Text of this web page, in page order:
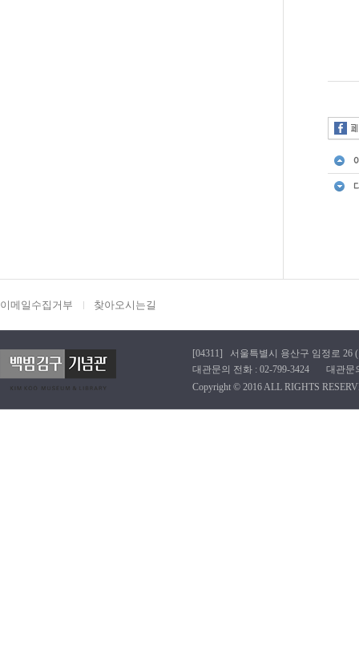
이메일수집거부 찾아오시는길
[04311] 서울특별시 용산구 임정로
대관문의 전화 : 02-799-3424 대관문
Copyright © 2016 ALL RIGHTS